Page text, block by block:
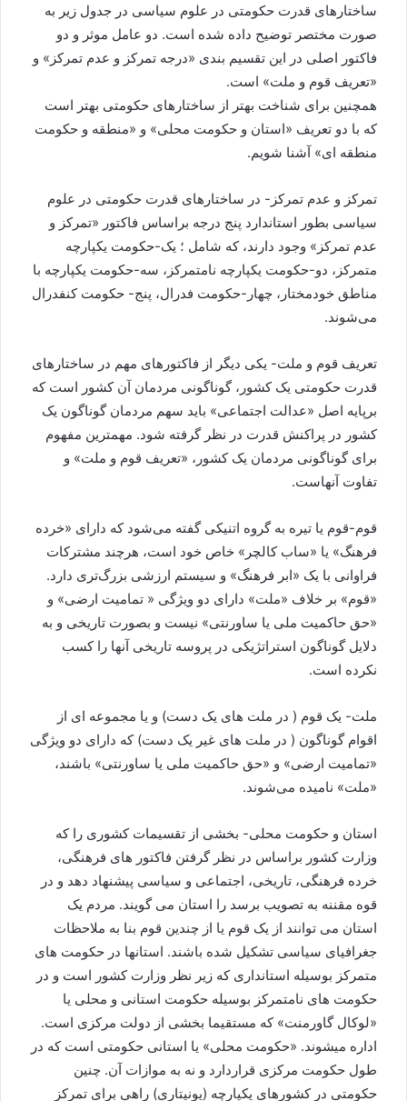
ساختارهای قدرت حکومتی در علوم سیاسی در جدول زیر به
صورت مختصر توضیح داده شده است. دو عامل موثر و دو
فاکتور اصلی در این تقسیم بندی «درجه تمرکز و عدم تمرکز» و
«تعریف قوم و ملت» است.
همچنین برای شناخت بهتر از ساختارهای حکومتی بهتر است
که با دو تعریف «استان و حکومت محلی» و «منطقه و حکومت
منطقه ای» آشنا شویم.
تمرکز و عدم تمرکز- در ساختارهای قدرت حکومتی در علوم
سیاسی بطور استاندارد پنج درجه براساس فاکتور «تمرکز و
عدم تمرکز» وجود دارند، که شامل ؛ یک-حکومت یکپارچه
متمرکز، دو-حکومت یکپارچه نامتمرکز، سه-حکومت یکپارچه با
مناطق خودمختار، چهار-حکومت فدرال، پنج- حکومت کنفدرال
می‌شوند.
تعریف قوم و ملت- یکی دیگر از فاکتورهای مهم در ساختارهای
قدرت حکومتی یک کشور، گوناگونی مردمان آن کشور است که
برپایه اصل «عدالت اجتماعی» باید سهم مردمان گوناگون یک
کشور در پراکنش قدرت در نظر گرفته شود. مهمترین مفهوم
برای گوناگونی مردمان یک کشور، «تعریف قوم و ملت» و
تفاوت آنهاست.
قوم-قوم یا تیره به گروه اتنیکی گفته می‌شود که دارای «خرده
فرهنگ» یا «ساب کالچر» خاص خود است، هرچند مشترکات
فراوانی با یک «ابر فرهنگ» و سیستم ارزشی بزرگ‌تری دارد.
«قوم» بر خلاف «ملت» دارای دو ویژگی « تمامیت ارضی» و
«حق حاکمیت ملی یا ساورنتی» نیست و بصورت تاریخی و به
دلایل گوناگون استراتژیکی در پروسه تاریخی آنها را کسب
نکرده است.
ملت- یک قوم ( در ملت های یک دست) و یا مجموعه ای از
اقوام گوناگون ( در ملت های غیر یک دست) که دارای دو ویژگی
«تمامیت ارضی» و «حق حاکمیت ملی یا ساورنتی» باشند،
«ملت» نامیده می‌شوند.
استان و حکومت محلی- بخشی از تقسیمات کشوری را که
وزارت کشور براساس در نظر گرفتن فاکتور های فرهنگی،
خرده فرهنگی، تاریخی، اجتماعی و سیاسی پیشنهاد دهد و در
قوه مقننه به تصویب برسد را استان می گویند. مردم یک
استان می توانند از یک قوم یا از چندین قوم بنا به ملاحظات
جغرافیای سیاسی تشکیل شده باشند. استانها در حکومت های
متمرکز بوسیله استانداری که زیر نظر وزارت کشور است و در
حکومت های نامتمرکز بوسیله حکومت استانی و محلی یا
«لوکال گاورمنت» که مستقیما بخشی از دولت مرکزی است.
اداره میشوند. «حکومت محلی» یا استانی حکومتی است که در
طول حکومت مرکزی قراردارد و نه به موازات آن. چنین
حکومتی در کشورهای یکپارچه (یونیتاری) راهی برای تمرکز